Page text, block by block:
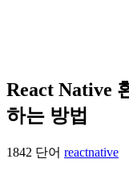
React Native
하는 방법
1842 단어 reactnative